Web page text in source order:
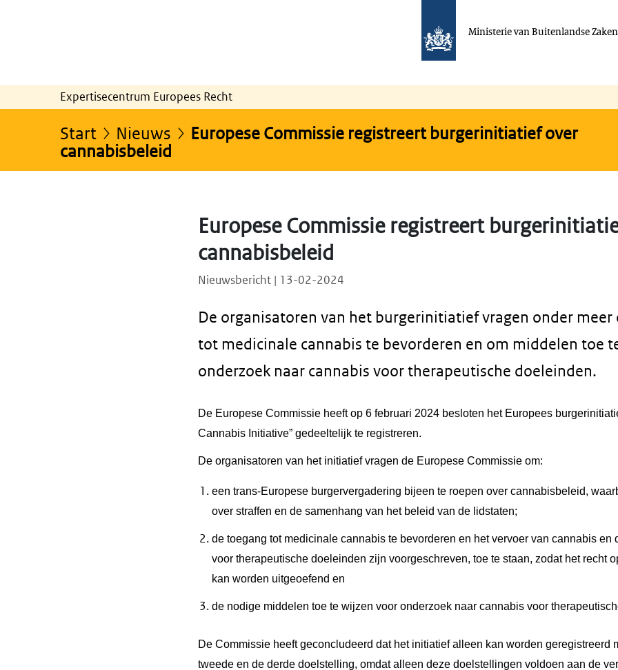
Ministerie van Buitenlandse Zaken
Expertisecentrum Europees Recht
Start Nieuws
Europese Commissie registreert burgerinitiatief over
cannabisbeleid
Europese Commissie registreert
cannabisbeleid
Nieuwsbericht | 13-02-2024
De organisatoren van het burgerinitiatief vragen onder meer
tot medicinale cannabis te bevorderen en om middelen toe
onderzoek naar cannabis voor therapeutische doeleinden.
De Europese Commissie heeft op 6 februari 2024 besloten het Europees
Cannabis Initiative” gedeeltelijk te registreren.
De organisatoren van het initiatief vragen de Europese Commissie om:
een trans-Europese burgervergadering bijeen te roepen over cannabisbeleid,
over straffen en de samenhang van het beleid van de lidstaten;
de toegang tot medicinale cannabis te bevorderen en het vervoer van cannabis en
voor therapeutische doeleinden zijn voorgeschreven, toe te staan, zodat het recht
kan worden uitgeoefend en
de nodige middelen toe te wijzen voor onderzoek naar cannabis voor
De Commissie heeft geconcludeerd dat het initiatief alleen kan worden geregistreerd
tweede en de derde doelstelling, omdat alleen deze doelstellingen voldoen aan de